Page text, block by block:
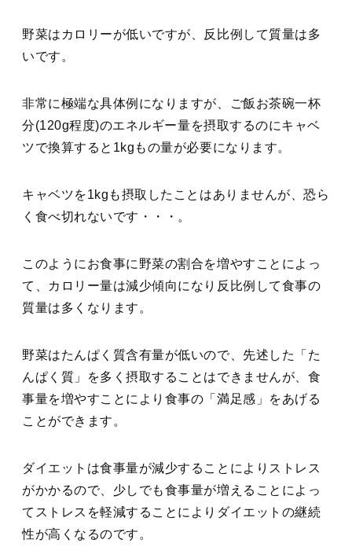
野菜はカロリーが低いですが、反比例して質量は多
いです。
非常に極端な具体例になりますが、ご飯お茶碗一杯
分(120g程度)のエネルギー量を摂取するのにキャベ
ツで換算すると1kgもの量が必要になります。
キャベツを1kgも摂取したことはありませんが、恐ら
く食べ切れないです・・・。
このようにお食事に野菜の割合を増やすことによっ
て、カロリー量は減少傾向になり反比例して食事の
質量は多くなります。
野菜はたんぱく質含有量が低いので、先述した「た
んぱく質」を多く摂取することはできませんが、食
事量を増やすことにより食事の「満足感」をあげる
ことができます。
ダイエットは食事量が減少することによりストレス
がかかるので、少しでも食事量が増えることによっ
てストレスを軽減することによりダイエットの継続
性が高くなるのです。